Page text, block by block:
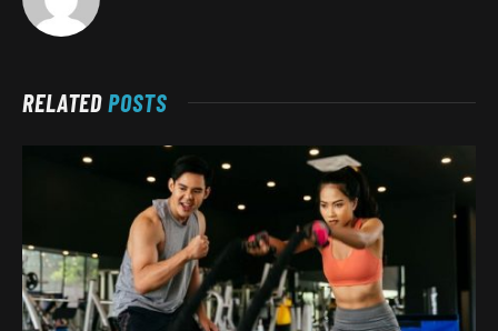
RELATEDPOSTS